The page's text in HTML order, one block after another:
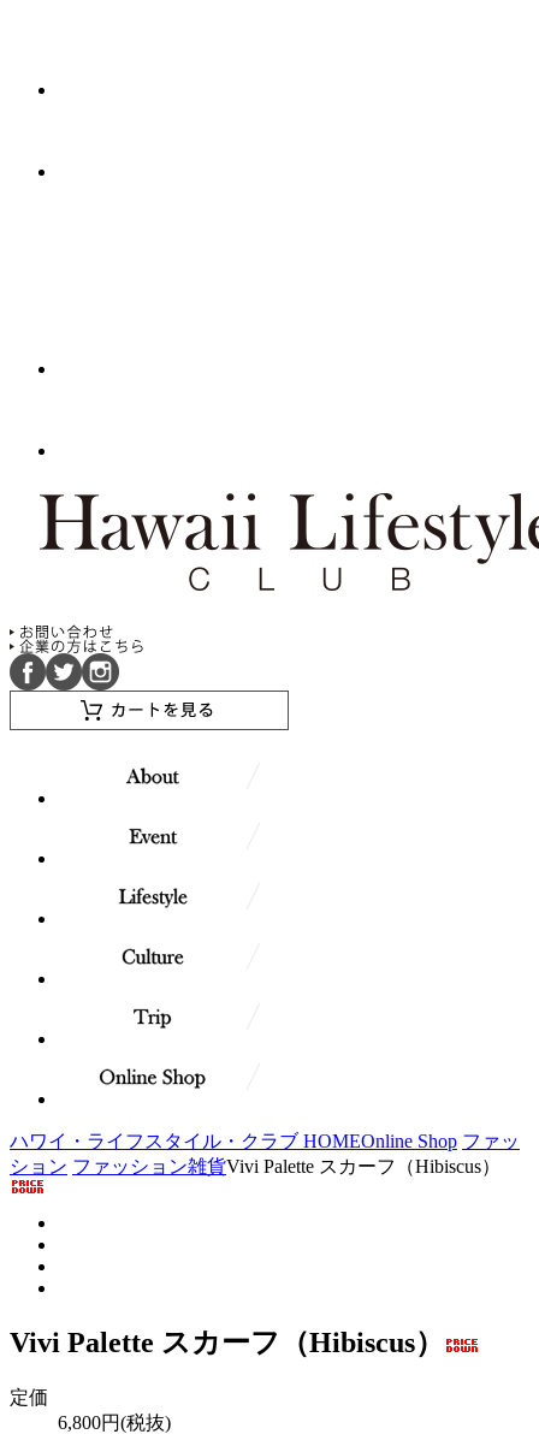
ハワイ・ライフスタイル・クラブ HOMEOnline Shop ファッ
ション ファッション雑貨Vivi Palette スカーフ（Hibiscus）
Vivi Palette スカーフ（Hibiscus）
定価
6,800円(税抜)